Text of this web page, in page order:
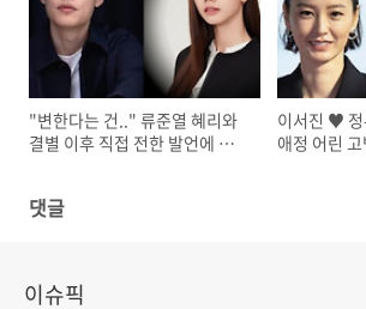
"변한다는 건.." 류준열 혜리와
결별 이후 직접 전한 발언에 모
이서진 ♥
애정 어린
댓글
이슈픽